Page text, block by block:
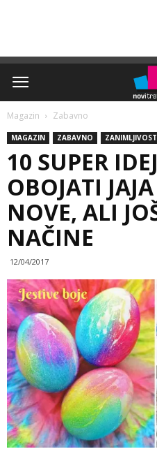
Magazin Zabavno
MAGAZIN ZABAVNO
10 SUPER
OBOJATI
NOVE, ALI
NAČINE
12/04/2017